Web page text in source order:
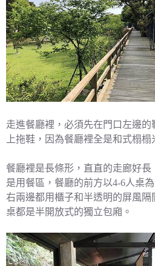
走進餐廳裡，必須先在門口左邊的
上拖鞋，因為餐廳裡全是和式榻榻
餐廳裡是長條形，直直的走廊好長
是用餐區，餐廳的前方以4-6人桌
右兩邊都用櫃子和半透明的屏風隔
桌都是半開放式的獨立包廂。